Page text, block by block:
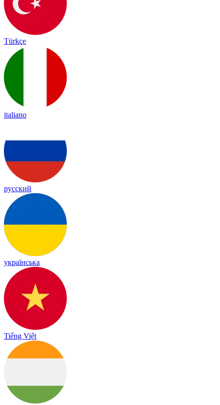
Türkçe
italiano
русский
українська
Tiếng Việt